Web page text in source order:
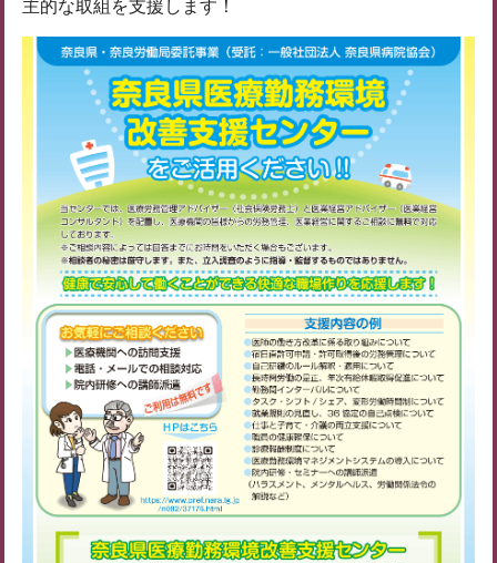
主的な取組を支援します！